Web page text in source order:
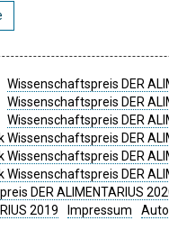
Wissenschaftspreis DER
Wissenschaftspreis DER
Wissenschaftspreis DER
Wissenschaftspreis DER
Wissenschaftspreis DER
Wissenschaftspreis DER
DER ALIMENTARIUS
2019
Impressum